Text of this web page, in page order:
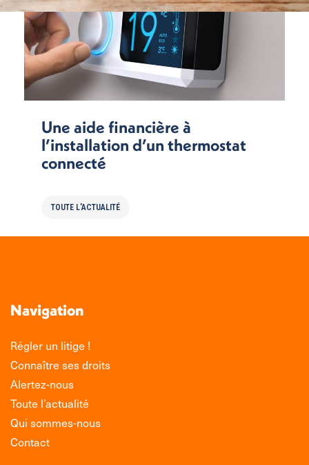
Une aide financière à
l’installation d’un thermostat
connecté
TOUTE L'ACTUALITÉ
Navigation
Régler un litige !
Connaître ses droits
Alertez-nous
Toute l’actualité
Qui sommes-nous
Contact